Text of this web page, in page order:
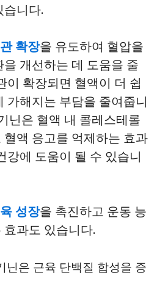
습니다.
확장을 유도하여 혈압을
개선하는 데 도움을 줄
이 확장되면 혈액이 더 쉽
가해지는 부담을 줄여줍니
닌은 혈액 내 콜레스테롤
액 응고를 억제하는 효과
강에 도움이 될 수 있습니
성장을 촉진하고 운동 능
과도 있습니다.
닌은 근육 단백질 합성을 증